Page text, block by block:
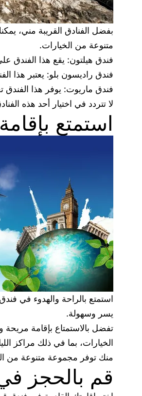
بفضل الفنادق القريبة مني،
متنوعة من الخيارات.
فندق هيلتون: يقع هذا الفندق على بعد 2 كم فقط من موقعك ويوفر غرف فاخرة ومجهزة بأحدث وسائل
فندق راديسون بلو: يعتبر هذا
فندق ماريوت: يوفر هذا الفندق
لا تتردد في اختيار أحد هذه
استمتع
استمتع بالراحة والهدوء في
يسر وسهولة.
تفضل بالاستمتاع بإقامة
الخيارات، بما في ذلك مراكز
منك توفر مجموعة متنوعة من
قم بالحجز